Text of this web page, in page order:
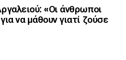
«Οι άνθρωποι
να μάθουν γιατί ζούσε